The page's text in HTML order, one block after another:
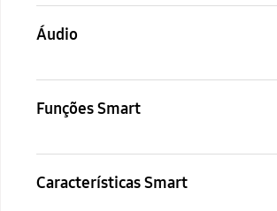
Áudio
Funções Smart
Características Smart